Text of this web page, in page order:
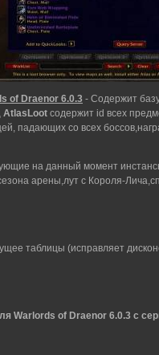
of Draenor 6.0.3 - Содержит
содержит id всех
падающих со всех
на данный момент
арены,лут с Короля-
таблицы (исправляет
Warlords of Draenor 6.0.3 с